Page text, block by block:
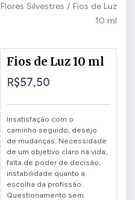
Flores Silvestres / Fios de Luz
10 ml
Fios de Luz 10 ml
R$57,50
Insatisfação com o
caminho seguido, desejo
de mudanças. Necessidade
de um objetivo claro na vida,
falta de poder de decisão,
instabilidade quanto a
escolha da profissão.
Questionamento sem